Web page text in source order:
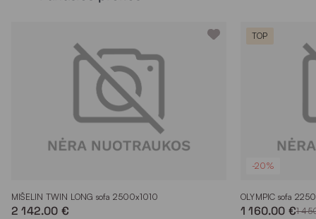
MIŠELIN TWIN LONG sofa 2500x1010
2 142.00 €
TOP
-20%
OLYMPIC sofa
1 160.00 €1